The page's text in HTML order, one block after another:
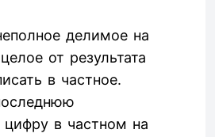
делимое на
от результата
в частное.
цифру в частном на